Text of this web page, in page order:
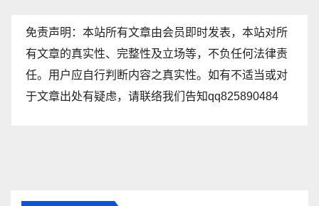
免责声明：本站所有文章由会员即时发表，本站对所
有文章的真实性、完整性及立场等，不负任何法律责
任。用户应自行判断内容之真实性。如有不适当或对
于文章出处有疑虑，请联络我们告知qq825890484